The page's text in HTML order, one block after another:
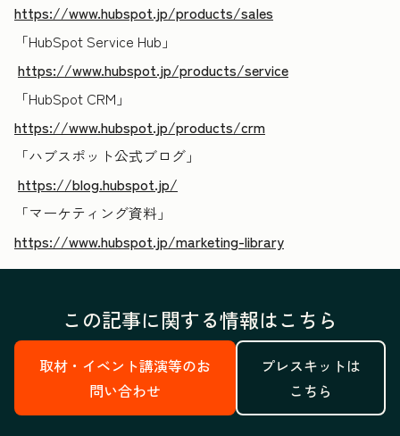
https://www.hubspot.jp/products/sales
「HubSpot Service Hub 」
https://www.hubspot.jp/products/service
「HubSpot CRM 」
https://www.hubspot.jp/products/crm
「ハブスポット公式ブログ 」
https://blog.hubspot.jp/
「マーケティング資料」
https://www.hubspot.jp/marketing-library
この記事に関する情報はこちら
取材・イベント講演等のお
問い合わせ
プレスキットは
こちら